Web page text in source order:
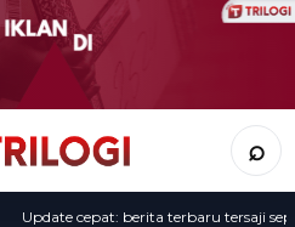
⌕
Update cepat: berita terbaru tersaji